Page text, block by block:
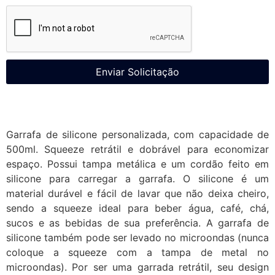
Enviar Solicitação
Garrafa de silicone personalizada, com capacidade de
500ml. Squeeze retrátil e dobrável para economizar
espaço. Possui tampa metálica e um cordão feito em
silicone para carregar a garrafa. O silicone é um
material durável e fácil de lavar que não deixa cheiro,
sendo a squeeze ideal para beber água, café, chá,
sucos e as bebidas de sua preferência. A garrafa de
silicone também pode ser levado no microondas (nunca
coloque a squeeze com a tampa de metal no
microondas). Por ser uma garrada retrátil, seu design